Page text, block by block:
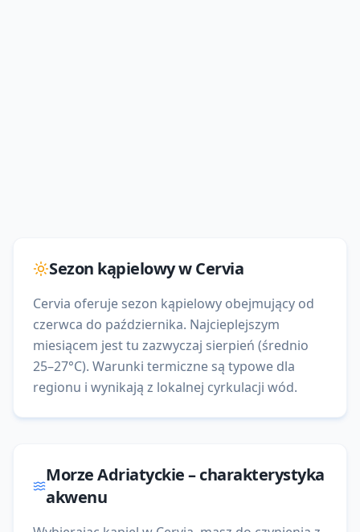
Sezon kąpielowy wCervia
Cervia oferuje sezon kąpielowy obejmujący od
czerwca do października. Najcieplejszym
miesiącem jest tu zazwyczaj sierpień (średnio
25–27°C). Warunki termiczne są typowe dla
regionu i wynikają z lokalnej cyrkulacji wód.
Morze Adriatyckie– charakterystyka
akwenu